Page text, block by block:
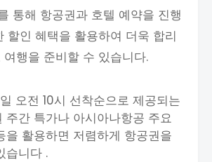
통해 항공권과 호텔 예약을 진행
할인 혜택을 활용하여 더욱 합리
행을 준비할 수 있습니다.
오전 10시 선착순으로 제공되는
주간 특가나 아시아나항공 주요
을 활용하면 저렴하게 항공권을
습니다 .